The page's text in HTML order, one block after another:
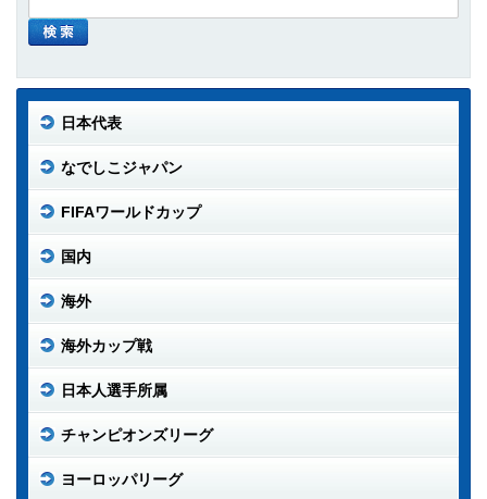
日本代表
なでしこジャパン
FIFAワールドカップ
国内
海外
海外カップ戦
日本人選手所属
チャンピオンズリーグ
ヨーロッパリーグ